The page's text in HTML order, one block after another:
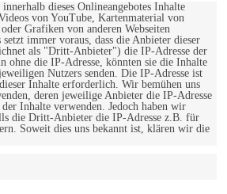
dieses Onlineangebotes Inhalte
von YouTube, Kartenmaterial von
Grafiken von anderen Webseiten
immer voraus, dass die Anbieter dieser
als "Dritt-Anbieter") die IP-Adresse der
ohne die IP-Adresse, könnten sie die Inhalte
Nutzers senden. Die IP-Adresse ist
Inhalte erforderlich. Wir bemühen uns
deren jeweilige Anbieter die IP-Adresse
Inhalte verwenden. Jedoch haben wir
die Dritt-Anbieter die IP-Adresse z.B. für
Soweit dies uns bekannt ist, klären wir die